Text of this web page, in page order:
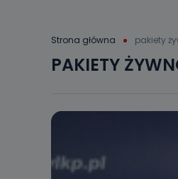
Strona główna pakiety
PAKIETY